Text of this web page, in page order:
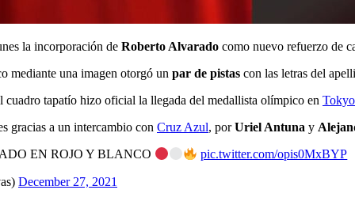
la incorporación de Roberto Alvarado como nuevo refuerzo de
mediante una imagen otorgó un par de pistas con las letras del
cuadro tapatío hizo oficial la llegada del medallista olímpico en
gracias a un intercambio con Cruz Azul, porUriel Antuna y
EN ROJO Y BLANCO
pic.twitter.com/opis0MxBYP
December 27, 2021